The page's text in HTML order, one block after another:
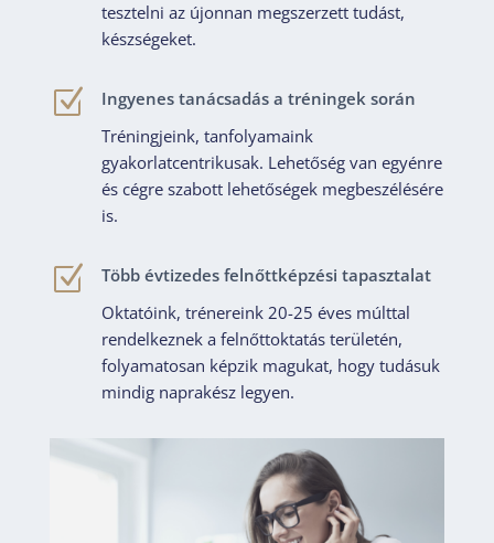
tesztelni az újonnan megszerzett tudást,
készségeket.
Z
Ingyenes tanácsadás a tréningek során
Tréningjeink, tanfolyamaink
gyakorlatcentrikusak. Lehetőség van egyénre
és cégre szabott lehetőségek megbeszélésére
is.
Z
Több évtizedes felnőttképzési tapasztalat
Oktatóink, trénereink 20-25 éves múlttal
rendelkeznek a felnőttoktatás területén,
folyamatosan képzik magukat, hogy tudásuk
mindig naprakész legyen.